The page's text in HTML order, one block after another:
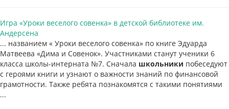
Игра «Уроки веселого совенка» в детской библиотеке им.
Андерсена
... названием « Уроки веселого совенка» по книге Эдуарда
Матвеева «Дима и Совенок». Участниками станут ученики 6
класса школы-интерната №7. Сначала школьники побеседуют
с героями книги и узнают о важности знаний по финансовой
грамотности. Также ребята познакомятся с такими понятиями
...